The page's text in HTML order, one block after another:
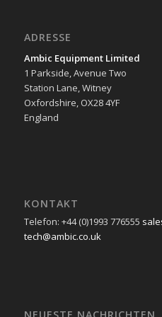
ADRESSE
Ambic Equipment Limited
1 Parkside, Avenue Two
Station Lane, Witney
Oxfordshire, OX28 4YF
England
KONTAKT
Telefon: +44 (0)1993 776555
tech@ambic.co.uk